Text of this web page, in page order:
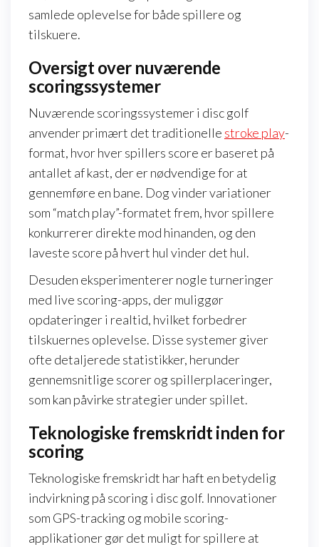
samlede oplevelse for både spillere og
tilskuere.
Oversigt over nuværende
scoringssystemer
Nuværende scoringssystemer i disc golf
anvender primært det traditionelle stroke play-
format, hvor hver spillers score er baseret på
antallet af kast, der er nødvendige for at
gennemføre en bane. Dog vinder variationer
som “match play”-formatet frem, hvor spillere
konkurrerer direkte mod hinanden, og den
laveste score på hvert hul vinder det hul.
Desuden eksperimenterer nogle turneringer
med live scoring-apps, der muliggør
opdateringer i realtid, hvilket forbedrer
tilskuernes oplevelse. Disse systemer giver
ofte detaljerede statistikker, herunder
gennemsnitlige scorer og spillerplaceringer,
som kan påvirke strategier under spillet.
Teknologiske fremskridt inden for
scoring
Teknologiske fremskridt har haft en betydelig
indvirkning på scoring i disc golf. Innovationer
som GPS-tracking og mobile scoring-
applikationer gør det muligt for spillere at